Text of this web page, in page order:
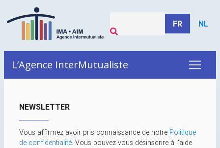
FR NL
L’Agence InterMutualiste
NEWSLETTER
Vous affirmez avoir pris connaissance de notre Politique
de confidentialité. Vous pouvez vous désinscrire à l'aide